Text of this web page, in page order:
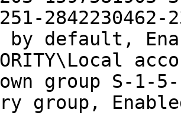
by default,
group S-1-5-
group,